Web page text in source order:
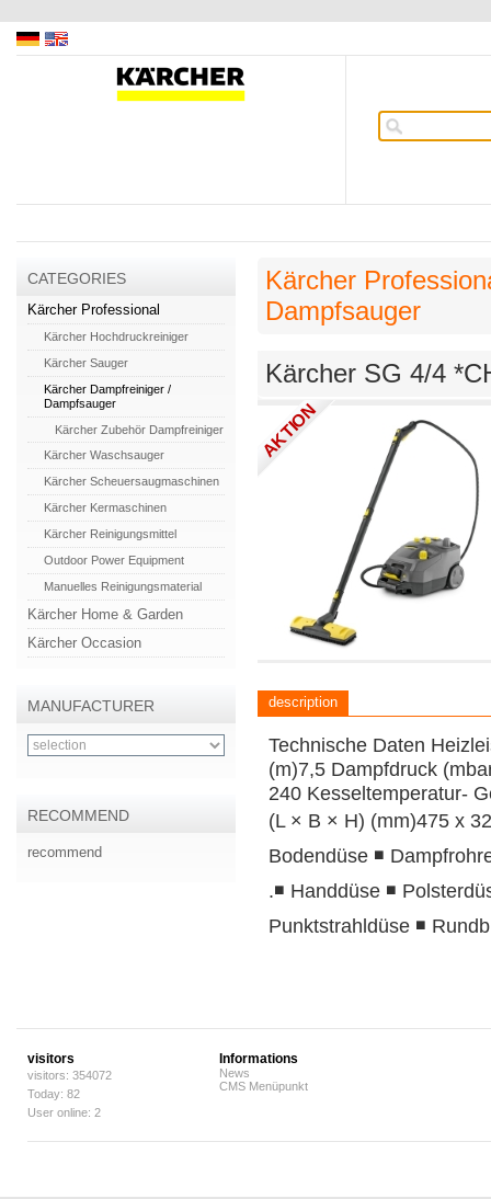
CATEGORIES
Kärcher Professional
Kärcher Hochdruckreiniger
Kärcher Sauger
Kärcher Dampfreiniger /
Dampfsauger
Kärcher Zubehör Dampfreiniger
Kärcher Waschsauger
Kärcher Scheuersaugmaschinen
Kärcher Kermaschinen
Kärcher Reinigungsmittel
Outdoor Power Equipment
Manuelles Reinigungsmaterial
Kärcher Home & Garden
Kärcher Occasion
MANUFACTURER
RECOMMEND
recommend
Kärcher
Dampfsauger
Kärcher SG 4/4
AKTION
description
Technische Daten
(m)7,5 Dampfdruck
240 Kesseltemperatur-
(L × B × H) (mm)475 x
Bodendüse ◾
.◾ Handdüse ◾
Punktstrahldüse ◾
visitors
visitors: 354072
Today: 82
User online: 2
Informations
News
CMS Menüpunkt